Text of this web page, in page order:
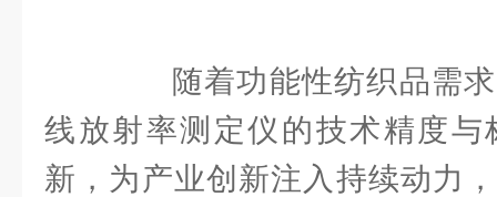
随着功能性纺织品需求
线放射率测定仪的技术精度与
新，为产业创新注入持续动力